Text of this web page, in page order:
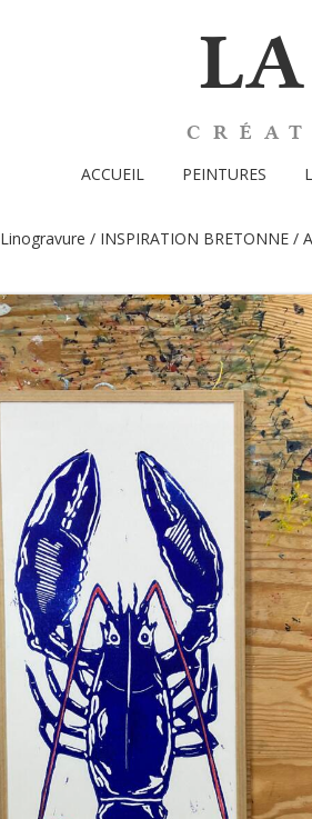
LA
ACCUEIL PEINTURES
Linogravure / INSPIRATION BRETONNE /